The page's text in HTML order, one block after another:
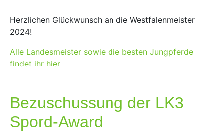
Herzlichen Glückwunsch an die Westfalenmeister
2024!
Alle Landesmeister sowie die besten Jungpferde
findet ihr hier.
Bezuschussung der LK3
Spord-Award